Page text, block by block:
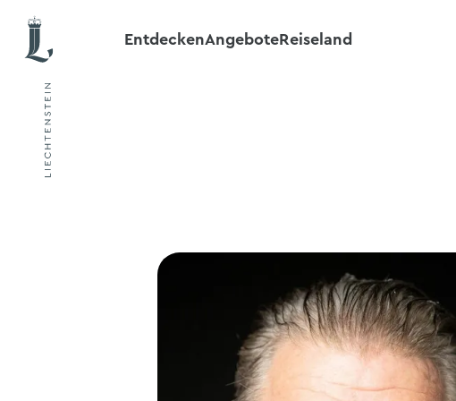
EntdeckenAngeboteReiseland